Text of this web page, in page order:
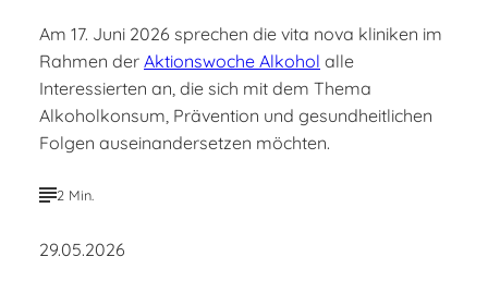
Am 17. Juni 2026 sprechen die vita nova kliniken im
Rahmen der Aktionswoche Alkohol alle
Interessierten an, die sich mit dem Thema
Alkoholkonsum, Prävention und gesundheitlichen
Folgen auseinandersetzen möchten.
2 Min.
29.05.2026